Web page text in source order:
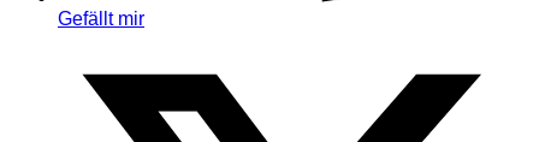
Gefällt mir